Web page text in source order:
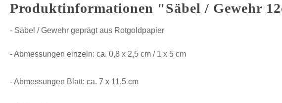
Produktinformationen "Säbel / Gewehr
- Säbel / Gewehr geprägt aus Rotgoldpapier
- Abmessungen einzeln: ca. 0,8 x 2,5 cm / 1 x 5 cm
- Abmessungen Blatt: ca. 7 x 11,5 cm